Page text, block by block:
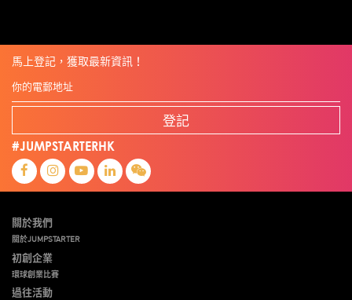
馬上登記，獲取最新資訊！
登記
#JUMPSTARTERHK
關於我們
關於JUMPSTARTER
初創企業
環球創業比賽
過往活動